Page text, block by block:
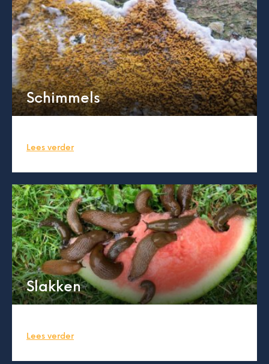
Schimmels
Lees verder
Slakken
Lees verder